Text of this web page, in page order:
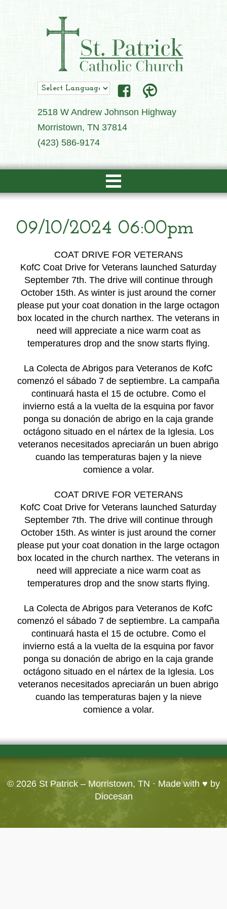
2518 W Andrew Johnson Highway
Morristown, TN 37814
(423) 586-9174
09/10/2024 06:00pm
COAT DRIVE FOR VETERANS
KofC Coat Drive for Veterans launched Saturday
September 7th. The drive will continue through
October 15th. As winter is just around the corner
please put your coat donation in the large octagon
box located in the church narthex. The veterans in
need will appreciate a nice warm coat as
temperatures drop and the snow starts flying.
La Colecta de Abrigos para Veteranos de KofC
comenzó el sábado 7 de septiembre. La campaña
continuará hasta el 15 de octubre. Como el
invierno está a la vuelta de la esquina por favor
ponga su donación de abrigo en la caja grande
octágono situado en el nártex de la Iglesia. Los
veteranos necesitados apreciarán un buen abrigo
cuando las temperaturas bajen y la nieve
comience a volar.
COAT DRIVE FOR VETERANS
KofC Coat Drive for Veterans launched Saturday
September 7th. The drive will continue through
October 15th. As winter is just around the corner
please put your coat donation in the large octagon
box located in the church narthex. The veterans in
need will appreciate a nice warm coat as
temperatures drop and the snow starts flying.
La Colecta de Abrigos para Veteranos de KofC
comenzó el sábado 7 de septiembre. La campaña
continuará hasta el 15 de octubre. Como el
invierno está a la vuelta de la esquina por favor
ponga su donación de abrigo en la caja grande
octágono situado en el nártex de la Iglesia. Los
veteranos necesitados apreciarán un buen abrigo
cuando las temperaturas bajen y la nieve
comience a volar.
© 2026 St Patrick – Morristown, TN · Made with ♥ by
Diocesan